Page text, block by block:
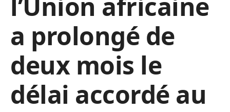
a prolongé de
deux mois le
délai accordé au